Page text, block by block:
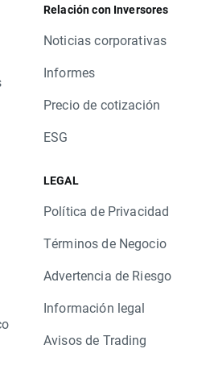
Relación con Inversores
Noticias corporativas
Informes
Precio de cotización
ESG
LEGAL
Política de Privacidad
Términos de Negocio
Advertencia de Riesgo
Información legal
Avisos de Trading